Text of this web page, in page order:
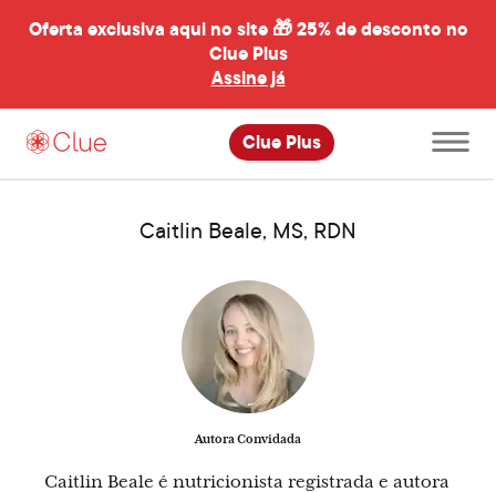
Oferta exclusiva aqui no site 🎁25% de desconto no
Clue Plus
Assine já
Clue Plus
Abrir
menu
principal
Caitlin Beale, MS, RDN
Autora Convidada
Caitlin Beale é nutricionista registrada e autora